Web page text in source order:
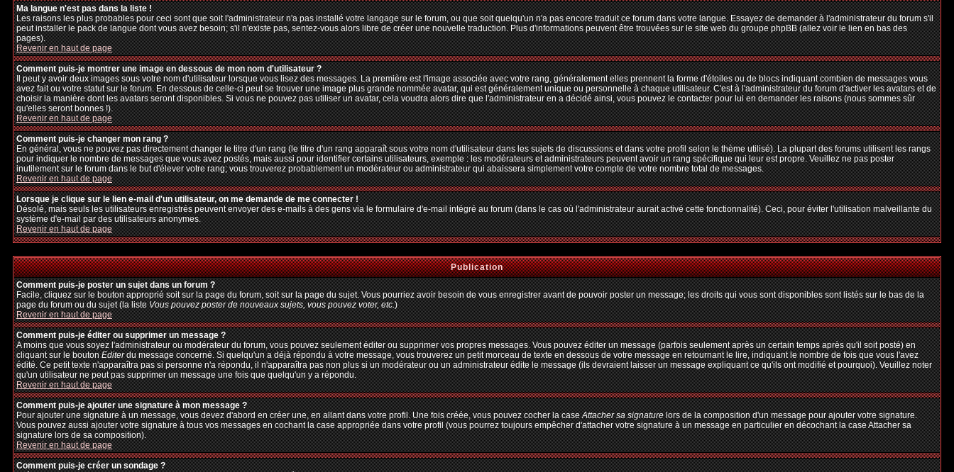
Ma langue n'est pas dans la liste !
Les raisons les plus probables pour ceci sont que soit l'administrateur n'a pas installé votre langage sur le forum, ou que soit quelqu'un n'a pas encore traduit ce forum dans votre langue. Essayez de demander à l'administrateur du forum s'il
peut installer le pack de langue dont vous avez besoin; s'il n'existe pas, sentez-vous alors libre de créer une nouvelle traduction. Plus d'informations peuvent être trouvées sur le site web du groupe phpBB (allez voir le lien en bas des
pages).
Revenir en haut de page
Comment puis-je montrer une image en dessous de mon nom d'utilisateur ?
Il peut y avoir deux images sous votre nom d'utilisateur lorsque vous lisez des messages. La première est l'image associée avec votre rang, généralement elles prennent la forme d'étoiles ou de blocs indiquant combien de messages vous
avez fait ou votre statut sur le forum. En dessous de celle-ci peut se trouver une image plus grande nommée avatar, qui est généralement unique ou personnelle à chaque utilisateur. C'est à l'administrateur du forum d'activer les avatars et de
choisir la manière dont les avatars seront disponibles. Si vous ne pouvez pas utiliser un avatar, cela voudra alors dire que l'administrateur en a décidé ainsi, vous pouvez le contacter pour lui en demander les raisons (nous sommes sûr
qu'elles seront bonnes !).
Revenir en haut de page
Comment puis-je changer mon rang ?
En général, vous ne pouvez pas directement changer le titre d'un rang (le titre d'un rang apparaît sous votre nom d'utilisateur dans les sujets de discussions et dans votre profil selon le thème utilisé). La plupart des forums utilisent les rangs
pour indiquer le nombre de messages que vous avez postés, mais aussi pour identifier certains utilisateurs, exemple : les modérateurs et administrateurs peuvent avoir un rang spécifique qui leur est propre. Veuillez ne pas poster
inutilement sur le forum dans le but d'élever votre rang; vous trouverez probablement un modérateur ou administrateur qui abaissera simplement votre compte de votre nombre total de messages.
Revenir en haut de page
Lorsque je clique sur le lien e-mail d'un utilisateur, on me demande de me connecter !
Désolé, mais seuls les utilisateurs enregistrés peuvent envoyer des e-mails à des gens via le formulaire d'e-mail intégré au forum (dans le cas où l'administrateur aurait activé cette fonctionnalité). Ceci, pour éviter l'utilisation malveillante du
système d'e-mail par des utilisateurs anonymes.
Revenir en haut de page
Publication
Comment puis-je poster un sujet dans un forum ?
Facile, cliquez sur le bouton approprié soit sur la page du forum, soit sur la page du sujet. Vous pourriez avoir besoin de vous enregistrer avant de pouvoir poster un message; les droits qui vous sont disponibles sont listés sur le bas de la
page du forum ou du sujet (la listeVous pouvez poster de nouveaux sujets, vous pouvez voter, etc.)
Revenir en haut de page
Comment puis-je éditer ou supprimer un message ?
A moins que vous soyez l'administrateur ou modérateur du forum, vous pouvez seulement éditer ou supprimer vos propres messages. Vous pouvez éditer un message (parfois seulement après un certain temps après qu'il soit posté) en
cliquant sur le boutonEditerdu message concerné. Si quelqu'un a déjà répondu à votre message, vous trouverez un petit morceau de texte en dessous de votre message en retournant le lire, indiquant le nombre de fois que vous l'avez
édité. Ce petit texte n'apparaîtra pas si personne n'a répondu, il n'apparaîtra pas non plus si un modérateur ou un administrateur édite le message (ils devraient laisser un message expliquant ce qu'ils ont modifié et pourquoi). Veuillez noter
qu'un utilisateur ne peut pas supprimer un message une fois que quelqu'un y a répondu.
Revenir en haut de page
Comment puis-je ajouter une signature à mon message ?
Pour ajouter une signature à un message, vous devez d'abord en créer une, en allant dans votre profil. Une fois créée, vous pouvez cocher la caseAttacher sa signaturelors de la composition d'un message pour ajouter votre signature.
Vous pouvez aussi ajouter votre signature à tous vos messages en cochant la case appropriée dans votre profil (vous pourrez toujours empêcher d'attacher votre signature à un message en particulier en décochant la case Attacher sa
signature lors de sa composition).
Revenir en haut de page
Comment puis-je créer un sondage ?